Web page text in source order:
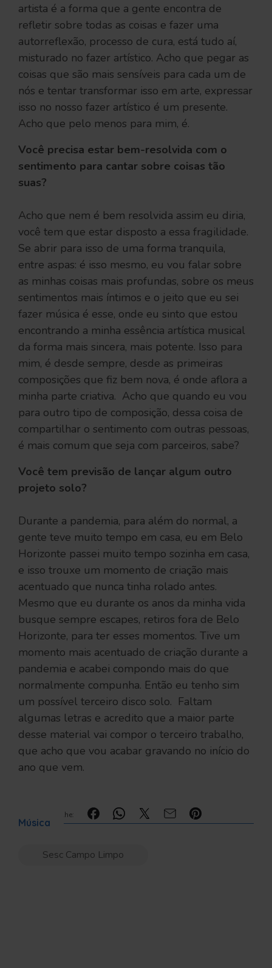
artista é a forma que a gente encontra de
refletir sobre todas as coisas e fazer uma
autorreflexão, processo de cura, está tudo aí,
misturado no fazer artístico. Acho que pegar as
coisas que são mais sensíveis para cada um de
nós e tentar transformar isso em arte, expressar
isso no nosso fazer artístico é um presente.
Acho que pelo menos para mim, é.
Você precisa estar bem-resolvida com o
sentimento para cantar sobre coisas tão
suas?
Acho que nem é bem resolvida assim eu diria,
você tem que estar disposto a essa fragilidade.
Se abrir para isso de uma forma tranquila,
entre aspas: é isso mesmo, eu vou falar sobre
as minhas coisas mais profundas, sobre os meus
sentimentos mais íntimos e o jeito que eu sei
fazer música é esse, onde eu sinto que estou
encontrando a minha essência artística musical
da forma mais sincera, mais potente. Isso para
mim, é desde sempre, desde as primeiras
composições que fiz bem nova, é onde aflora a
minha parte criativa. Acho que quando eu vou
para outro tipo de composição, dessa coisa de
compartilhar o sentimento com outras pessoas,
é mais comum que seja com parceiros, sabe?
Você tem previsão de lançar algum outro
projeto solo?
Durante a pandemia, para além do normal, a
gente teve muito tempo em casa, eu em Belo
Horizonte passei muito tempo sozinha em casa,
e isso trouxe um momento de criação mais
acentuado que nunca tinha rolado antes.
Mesmo que eu durante os anos da minha vida
busque sempre escapes, retiros fora de Belo
Horizonte, para ter esses momentos. Tive um
momento mais acentuado de criação durante a
pandemia e acabei compondo mais do que
normalmente compunha. Então eu tenho sim
um possível terceiro disco solo. Faltam
algumas letras e acredito que a maior parte
desse material vai compor o terceiro trabalho,
que acho que vou acabar gravando no início do
ano que vem.
Compartilhe:
Música
Sesc Campo Limpo